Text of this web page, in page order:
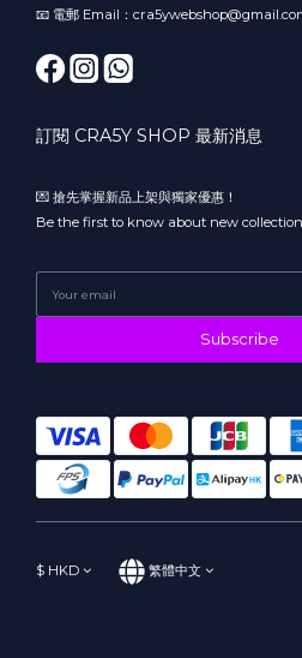
📧 電郵 Email：
訂閱 CRA5Y SHOP 最新消息
💌 搶先掌握新品上架與獨家優惠！
Be the first to know about new
Subscribe
$ HKD 繁體中文